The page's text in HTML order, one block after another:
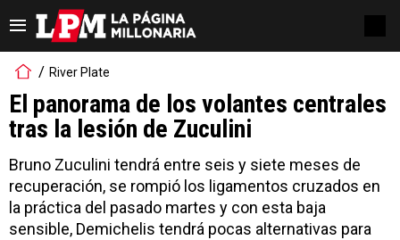
River Plate
El panorama de los volantes centrales
tras la lesión de Zuculini
Bruno Zuculini tendrá entre seis y siete meses de
recuperación, se rompió los ligamentos cruzados en
la práctica del pasado martes y con esta baja
sensible, Demichelis tendrá pocas alternativas para